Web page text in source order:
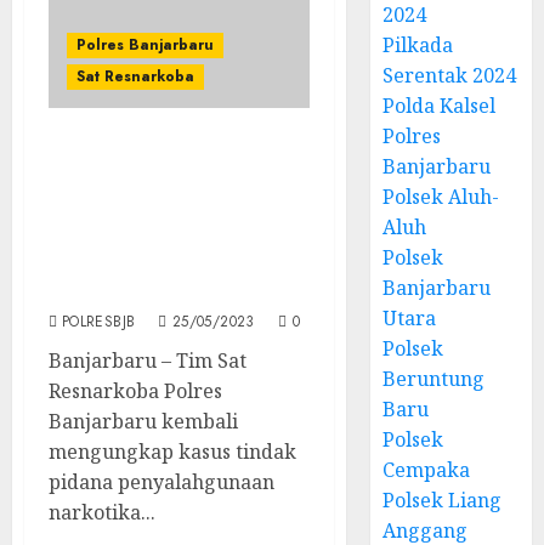
Polres Banjarbaru
Sat Resnarkoba
POLRESBJB 25/05/2023 0
Banjarbaru – Tim Sat
Resnarkoba Polres
Banjarbaru kembali
mengungkap kasus tindak
pidana penyalahgunaan
narkotika...
2024
Pilkada
Serentak 2024
Polda Kalsel
Polres
Banjarbaru
Polsek Aluh-
Aluh
Polsek
Banjarbaru
Utara
Polsek
Beruntung
Baru
Polsek
Cempaka
Polsek Liang
Anggang